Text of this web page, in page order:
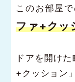
このお部屋
ファ+クッ
ドアを開け
+クッション